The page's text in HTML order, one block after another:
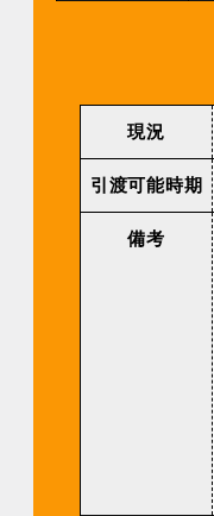
現況
引渡可能時期
備考